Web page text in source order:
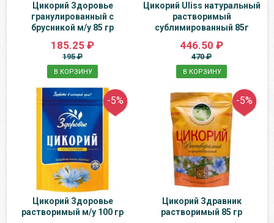
Цикорий Здоровье
гранулированный с
брусникой м/у 85 гр
185.25 ₽
195 ₽
В КОРЗИНУ
Цикорий Uliss натуральный
растворимый
сублимированный 85г
446.50 ₽
470 ₽
В КОРЗИНУ
-5%
Цикорий Здоровье
растворимый м/у 100 гр
-5%
Цикорий Здравник
растворимый 85 гр